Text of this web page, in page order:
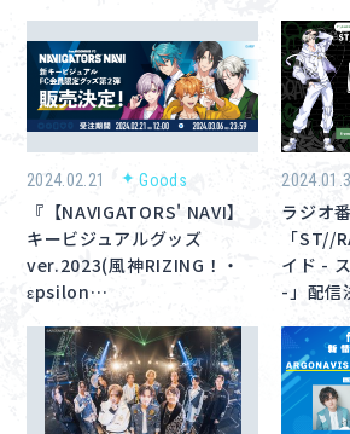
2024.02.21 Goods
『【NAVIGATORS' NAVI】
キービジュアルグッズ
ver.2023(風神RIZING！・
εpsilon…
ラジオ
「ST//
イド -
-」配信